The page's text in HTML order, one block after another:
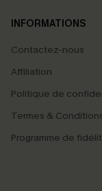
INFORMATIONS
Contactez-nous
Affiliation
Politique de
Termes &
Programme de
-
*Un
En soumettant votre
marketing (y
reconnaissez avoir
pouvons utiliser les